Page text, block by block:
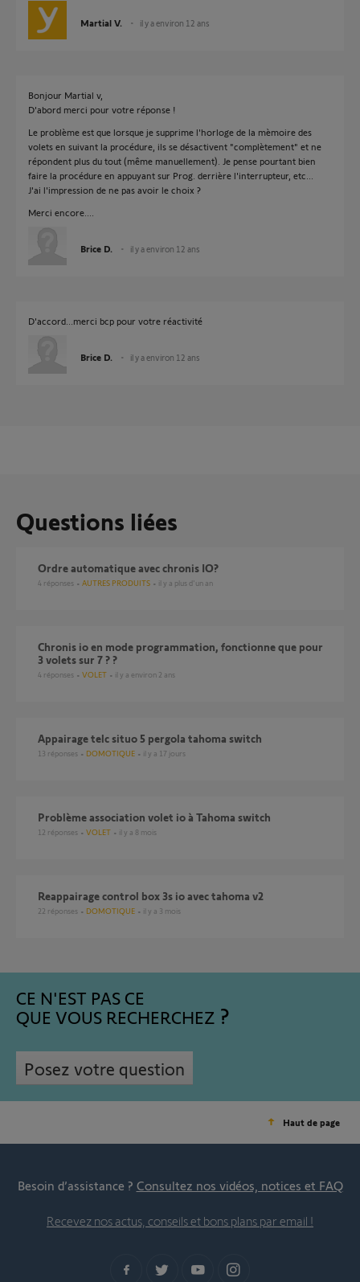
Martial V. il y a environ 12 ans
Bonjour Martial v,
D'abord merci pour votre réponse !
Le problème est que lorsque je supprime l'horloge de la mèmoire des
volets en suivant la procédure, ils se désactivent "complètement" et ne
répondent plus du tout (même manuellement). Je pense pourtant bien
faire la procédure en appuyant sur Prog. derrière l'interrupteur, etc...
J'ai l'impression de ne pas avoir le choix ?
Merci encore....
Brice D. il y a environ 12 ans
D'accord...merci bcp pour votre réactivité
Brice D. il y a environ 12 ans
Questions liées
ordre automatique avec chronis IO?
4 réponses AUTRES PRODUITS il y a plus d'un an
chronis io en mode programmation, fonctionne que pour
3 volets sur 7 ? ?
4 réponses VOLET il y a environ 2 ans
Appairage telc situo 5 pergola tahoma switch
13 réponses DOMOTIQUE il y a 17 jours
Problème association volet io à Tahoma switch
12 réponses VOLET il y a 8 mois
Reappairage control box 3s io avec tahoma v2
22 réponses DOMOTIQUE il y a 3 mois
CE N'EST PAS CE
QUE VOUS RECHERCHEZ
Posez votre question
Haut de page
Besoin d’assistance ? Consultez nos vidéos, notices et FAQ
Recevez nos actus, conseils et bons plans par email !